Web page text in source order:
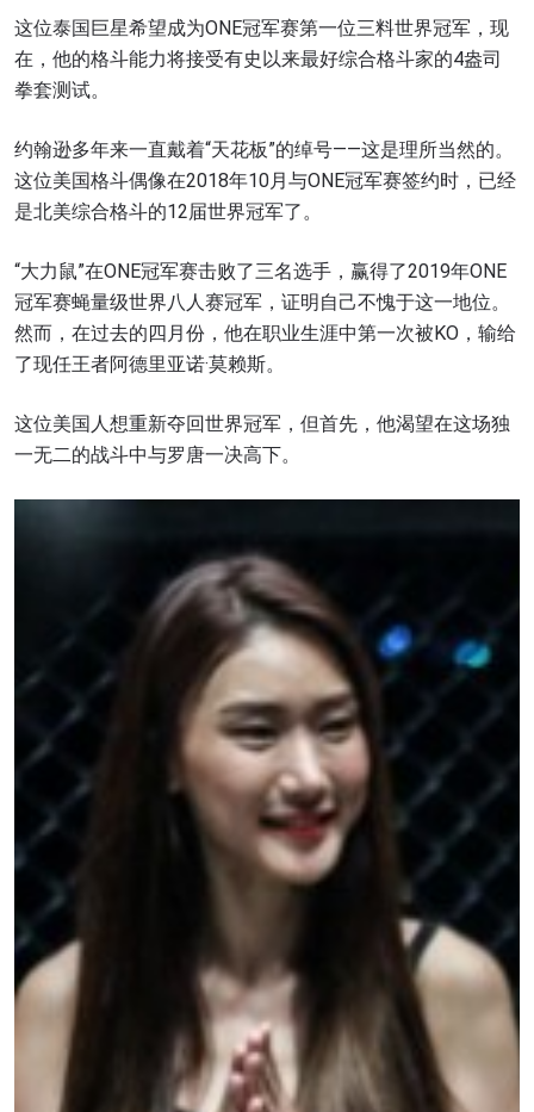
这位泰国巨星希望成为ONE冠军赛第一位三料世界冠军，现
在，他的格斗能力将接受有史以来最好综合格斗家的4盎司
拳套测试。
约翰逊多年来一直戴着“天花板”的绰号——这是理所当然的。
这位美国格斗偶像在2018年10月与ONE冠军赛签约时，已经
是北美综合格斗的12届世界冠军了。
“大力鼠”在ONE冠军赛击败了三名选手，赢得了2019年ONE
冠军赛蝇量级世界八人赛冠军，证明自己不愧于这一地位。
然而，在过去的四月份，他在职业生涯中第一次被KO，输给
了现任王者阿德里亚诺·莫赖斯。
这位美国人想重新夺回世界冠军，但首先，他渴望在这场独
一无二的战斗中与罗唐一决高下。